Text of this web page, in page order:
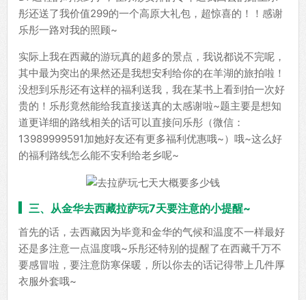
彤还送了我价值299的一个高原大礼包，超惊喜的！！感谢
乐彤一路对我的照顾~
实际上我在西藏的游玩真的超多的景点，我说都说不完呢，
其中最为突出的果然还是我想安利给你的在羊湖的旅拍啦！
没想到乐彤还有这样的福利送我，我在某书上看到拍一次好
贵的！乐彤竟然能给我直接送真的太感谢啦~题主要是想知
道更详细的路线相关的话可以直接问乐彤（微信：
13989999591加她好友还有更多福利优惠哦~）哦~这么好
的福利路线怎么能不安利给老乡呢~
三、从金华去西藏拉萨玩7天要注意的小提醒~
首先的话，去西藏因为毕竟和金华的气候和温度不一样最好
还是多注意一点温度哦~乐彤还特别的提醒了在西藏千万不
要感冒啦，要注意防寒保暖，所以你去的话记得带上几件厚
衣服外套哦~